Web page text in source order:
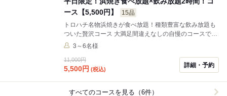
ース【5,500円】
15品
トロハチ名物浜焼きが食べ放題！種類豊富な飲み放題も
ついた贅沢コース 大満足間違えなしの自慢のコースで
す！3～6名様
11,000円
5,500円 (税込)
詳細・予約
すべてのコースを見る（6件）